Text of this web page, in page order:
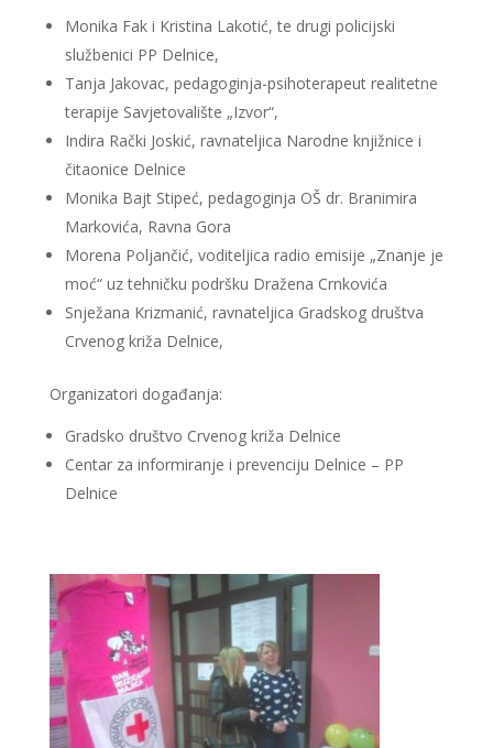
Monika Fak i Kristina Lakotić, te drugi policijski
službenici PP Delnice,
Tanja Jakovac, pedagoginja-psihoterapeut realitetne
terapije Savjetovalište „Izvor“,
Indira Rački Joskić, ravnateljica Narodne knjižnice i
čitaonice Delnice
Monika Bajt Stipeć, pedagoginja OŠ dr. Branimira
Markovića, Ravna Gora
Morena Poljančić, voditeljica radio emisije „Znanje je
moć“ uz tehničku podršku Dražena Crnkovića
Snježana Krizmanić, ravnateljica Gradskog društva
Crvenog križa Delnice,
Organizatori događanja:
Gradsko društvo Crvenog križa Delnice
Centar za informiranje i prevenciju Delnice – PP
Delnice